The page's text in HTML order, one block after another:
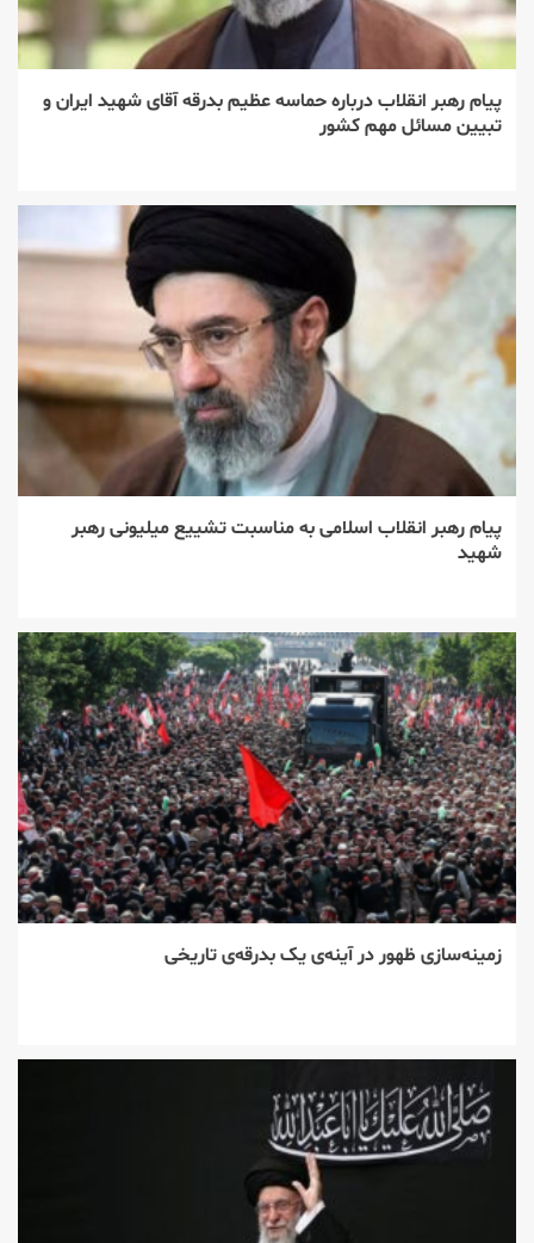
پیام رهبر انقلاب درباره حماسه عظیم بدرقه آقای شهید ایران و
تبیین مسائل مهم کشور
پیام رهبر انقلاب اسلامی به مناسبت تشییع میلیونی رهبر
شهید
زمینه‌سازی ظهور در آینه‌ی یک بدرقه‌ی تاریخی